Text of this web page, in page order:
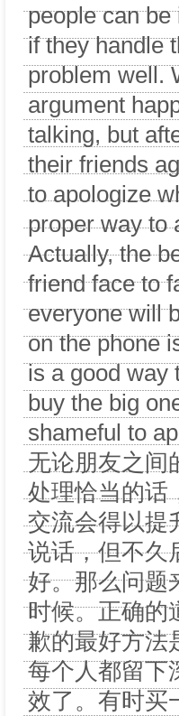
people can
if they handle
problem well.
argument
talking, but
their friends
to apologize
proper way to
Actually, the
friend face to
everyone will
on the phone
is a good way
buy the big
shameful to
无论朋友之间
处理恰当的话
交流会得以提
说话，但不久
好。那么问题
时候。正确的
歉的最好方法
每个人都留下
效了。有时买